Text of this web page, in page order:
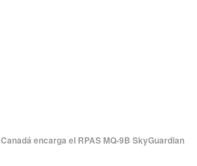
Canadá encarga el RPAS MQ-9B SkyGuardian